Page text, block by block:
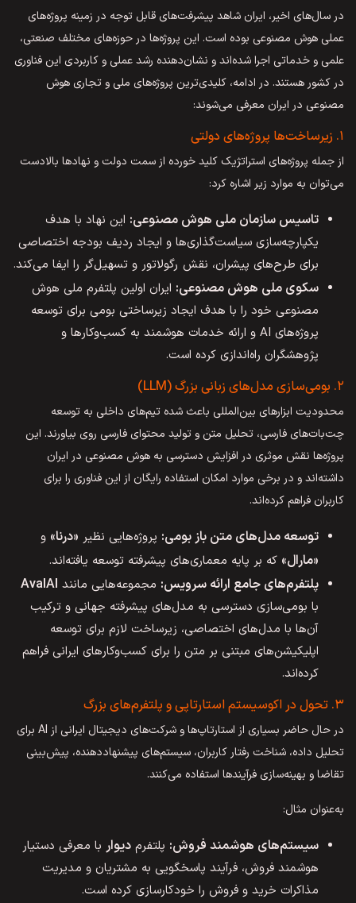
در سال‌های اخیر، ایران شاهد پیشرفت‌های قابل توجه در زمینه پروژه‌های
عملی هوش مصنوعی بوده است. این پروژه‌ها در حوزه‌های مختلف صنعتی،
علمی و خدماتی اجرا شده‌اند و نشان‌دهنده رشد عملی و کاربردی این فناوری
در کشور هستند. در ادامه، کلیدی‌ترین پروژه‌های ملی و تجاری هوش
مصنوعی در ایران معرفی می‌شوند:
۱. زیرساخت‌ها پروژه‌های دولتی
از جمله پروژه‌‌های استراتژیک کلید خورده از سمت دولت و نهاد‌ها بالادست
می‌توان به موارد زیر اشاره کرد:
تاسیس سازمان ملی هوش مصنوعی: این نهاد با هدف
یکپارچه‌سازی سیاست‌گذاری‌ها و ایجاد ردیف بودجه اختصاصی
برای طرح‌های پیشران، نقش رگولاتور و تسهیل‌گر را ایفا می‌کند.
سکوی ملی هوش مصنوعی: ایران اولین پلتفرم ملی هوش
مصنوعی خود را با هدف ایجاد زیرساختی بومی برای توسعه
پروژه‌های AI و ارائه خدمات هوشمند به کسب‌وکارها و
پژوهشگران راه‌اندازی کرده است.
۲. بومی‌سازی مدل‌های زبانی بزرگ (LLM)
محدودیت ابزارهای بین‌المللی باعث شده تیم‌های داخلی به توسعه
چت‌بات‌های فارسی، تحلیل متن و تولید محتوای فارسی روی بیاورند. این
پروژه‌ها نقش موثری در افزایش دسترسی به هوش مصنوعی در ایران
داشته‌اند و در برخی موارد امکان استفاده رایگان از این فناوری را برای
کاربران فراهم کرده‌اند.
توسعه مدل‌های متن باز بومی: پروژه‌هایی نظیر «درنا» و
«مارال» که بر پایه معماری‌های پیشرفته توسعه یافته‌اند.
پلتفرم‌های جامع ارائه سرویس: مجموعه‌هایی مانند AvalAI
با بومی‌سازی دسترسی به مدل‌های پیشرفته جهانی و ترکیب
آن‌ها با مدل‌های اختصاصی، زیرساخت لازم برای توسعه
اپلیکیشن‌های مبتنی بر متن را برای کسب‌وکارهای ایرانی فراهم
کرده‌اند.
۳. تحول در اکوسیستم استارتاپی و پلتفرم‌های بزرگ
در حال حاضر بسیاری از استارتاپ‌ها و شرکت‌های دیجیتال ایرانی از AI برای
تحلیل داده، شناخت رفتار کاربران، سیستم‌های پیشنهاددهنده، پیش‌بینی
تقاضا و بهینه‌سازی فرآیندها استفاده می‌کنند.
به‌عنوان مثال:
سیستم‌های هوشمند فروش: پلتفرم دیوار با معرفی دستیار
هوشمند فروش، فرآیند پاسخگویی به مشتریان و مدیریت
مذاکرات خرید و فروش را خودکارسازی کرده است.